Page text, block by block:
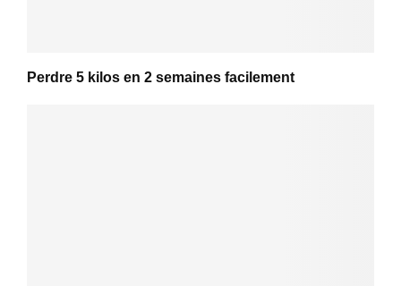
Perdre 5 kilos en 2 semaines facilement